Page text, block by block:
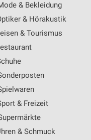
& Bekleidung
& Hörakustik
& Tourismus
& Freizeit
& Schmuck